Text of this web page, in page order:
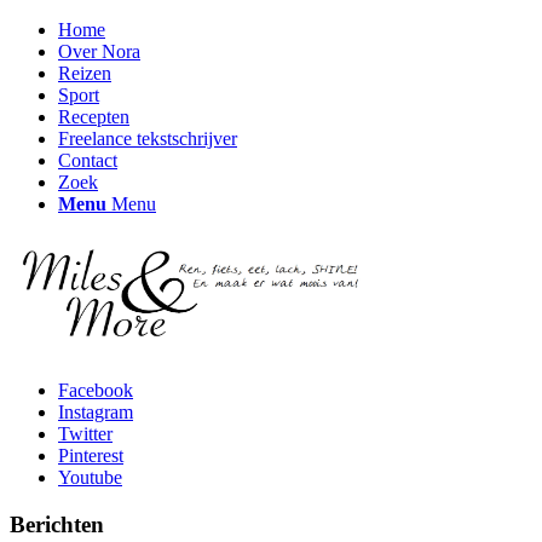
Home
Over Nora
Reizen
Sport
Recepten
Freelance tekstschrijver
Contact
Zoek
Menu Menu
Facebook
Instagram
Twitter
Pinterest
Youtube
Berichten